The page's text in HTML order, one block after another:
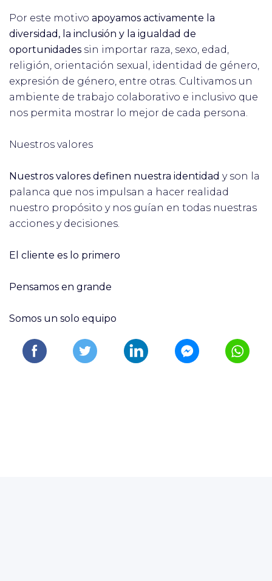
Por este motivo apoyamos activamente la
diversidad, la inclusión y la igualdad de
oportunidades sin importar raza, sexo, edad,
religión, orientación sexual, identidad de género,
expresión de género, entre otras. Cultivamos un
ambiente de trabajo colaborativo e inclusivo que
nos permita mostrar lo mejor de cada persona.
Nuestros valores
Nuestros valores definen nuestra identidad y son la
palanca que nos impulsan a hacer realidad
nuestro propósito y nos guían en todas nuestras
acciones y decisiones.
El cliente es lo primero
Pensamos en grande
Somos un solo equipo